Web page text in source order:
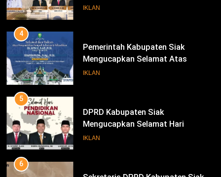
Pengambilan Sumpah Jabatan
IKLAN
4
Pemerintah Kabupaten Siak
Mengucapkan Selamat Atas
Pengambilan Sumpah Jabatan
IKLAN
5
DPRD Kabupaten Siak
Mengucapkan Selamat Hari
Pendidikan Nasional
IKLAN
6